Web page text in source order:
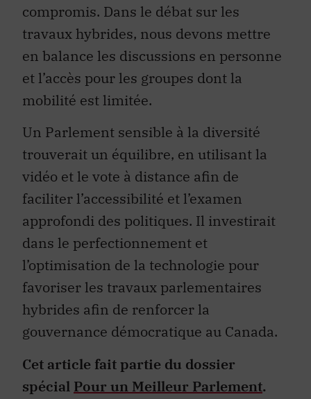
compromis. Dans le débat sur les
travaux hybrides, nous devons mettre
en balance les discussions en personne
et l’accès pour les groupes dont la
mobilité est limitée.
Un Parlement sensible à la diversité
trouverait un équilibre, en utilisant la
vidéo et le vote à distance afin de
faciliter l’accessibilité et l’examen
approfondi des politiques. Il investirait
dans le perfectionnement et
l’optimisation de la technologie pour
favoriser les travaux parlementaires
hybrides afin de renforcer la
gouvernance démocratique au Canada.
Cet article fait partie du dossier
spécial Pour un Meilleur Parlement.